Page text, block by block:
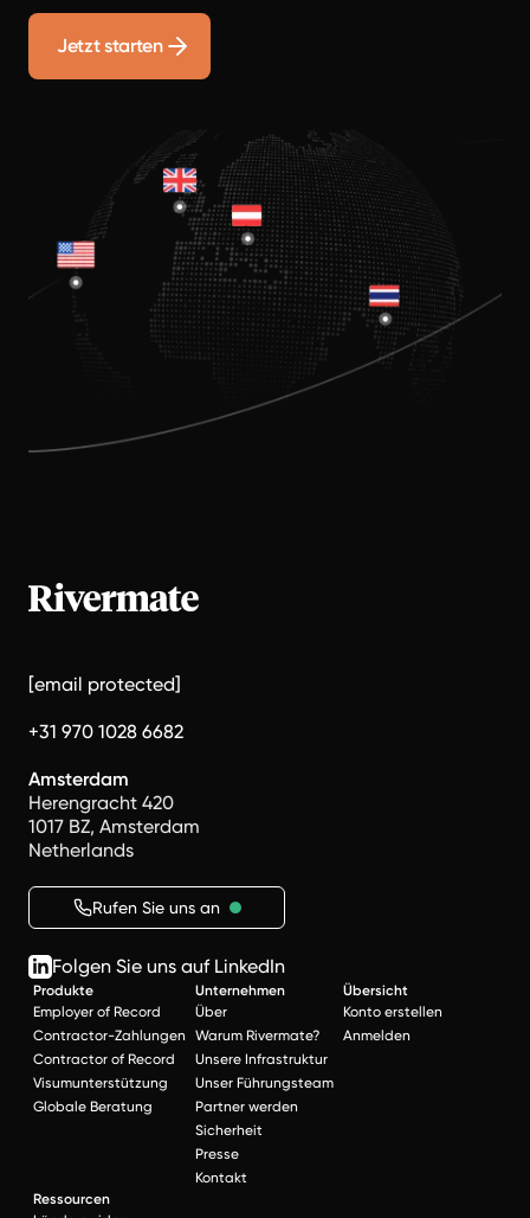
Jetzt starten
[email protected]
+31 970 1028 6682
Amsterdam
Herengracht 420
1017 BZ, Amsterdam
Netherlands
Rufen Sie uns an
Folgen Sie uns auf LinkedIn
Produkte
Employer of Record
Contractor-Zahlungen
Contractor of Record
Visumunterstützung
Globale Beratung
Unternehmen
Über
Warum Rivermate?
Unsere Infrastruktur
Unser Führungsteam
Partner werden
Sicherheit
Presse
Kontakt
Übersicht
Konto erstellen
Anmelden
Ressourcen